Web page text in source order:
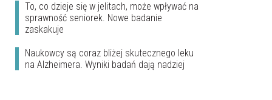
To, co dzieje się w jelitach, może wpływać na
sprawność seniorek. Nowe badanie
zaskakuje
Naukowcy są coraz bliżej skutecznego leku
na Alzheimera. Wyniki badań dają nadziej